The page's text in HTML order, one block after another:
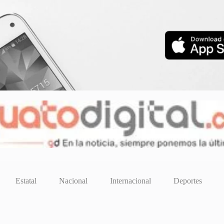
Estatal Nacional Internacional Deportes